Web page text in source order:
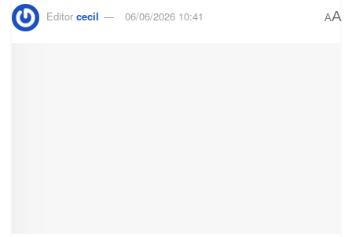
Editor cecil 06/06/2026 10:41 AA